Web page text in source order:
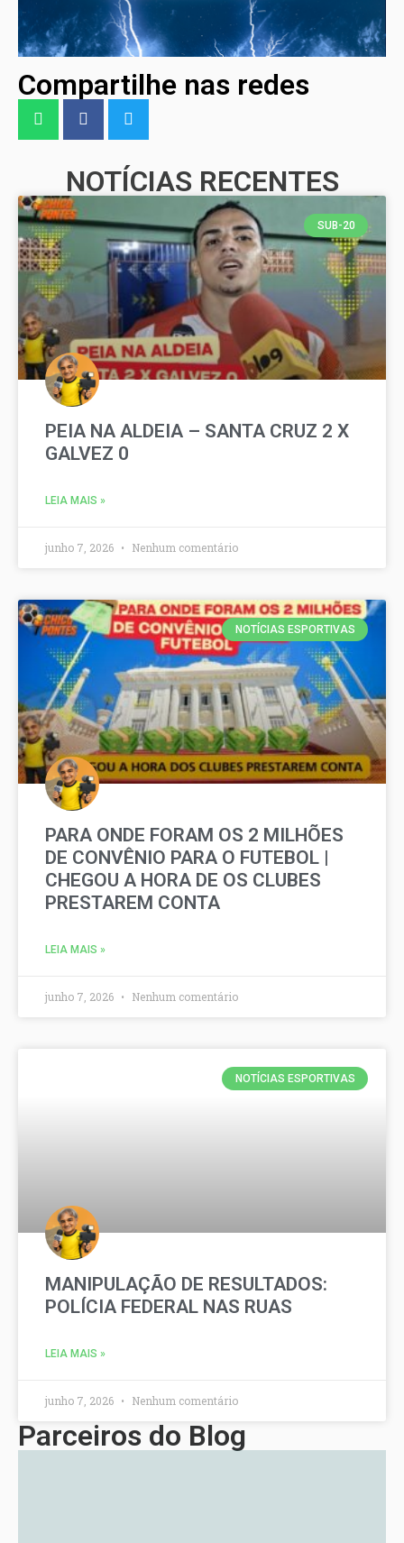
Compartilhe nas redes
NOTÍCIAS RECENTES
SUB-20
PEIA NA ALDEIA – SANTA CRUZ 2 X
GALVEZ 0
LEIA MAIS »
junho 7, 2026 Nenhum comentário
NOTÍCIAS ESPORTIVAS
PARA ONDE FORAM OS 2 MILHÕES
DE CONVÊNIO PARA O FUTEBOL |
CHEGOU A HORA DE OS CLUBES
PRESTAREM CONTA
LEIA MAIS »
junho 7, 2026 Nenhum comentário
NOTÍCIAS ESPORTIVAS
MANIPULAÇÃO DE RESULTADOS:
POLÍCIA FEDERAL NAS RUAS
LEIA MAIS »
junho 7, 2026 Nenhum comentário
Parceiros do Blog